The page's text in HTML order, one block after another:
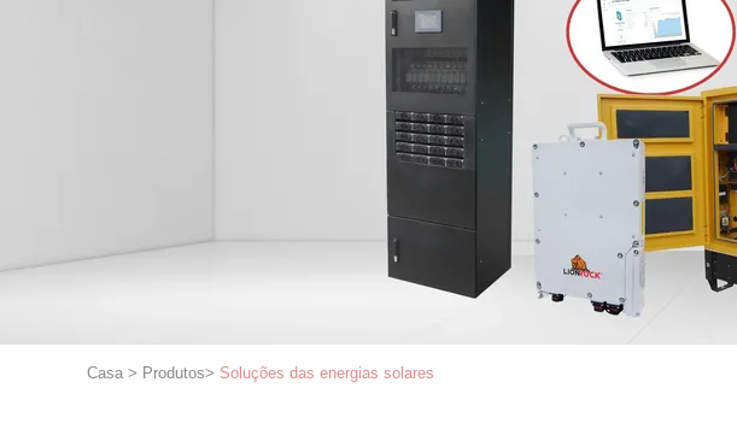
Casa > Produtos> Soluções das energias solares